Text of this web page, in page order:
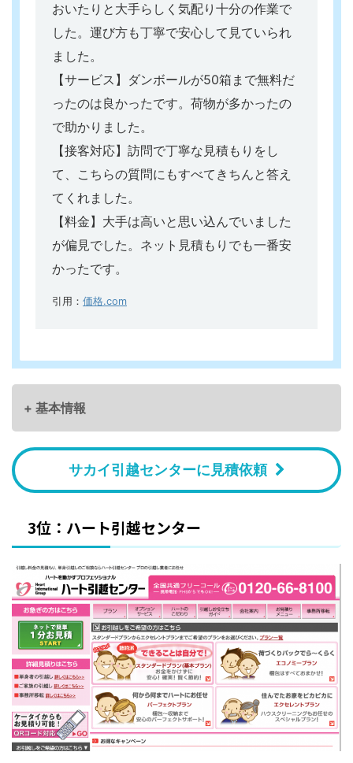
おいたりと大手らしく気配り十分の作業で
した。運び方も丁寧で安心して見ていられ
ました。
【サービス】 ダンボールが50箱まで無料だ
ったのは良かったです。荷物が多かったの
で助かりました。
【接客対応】 訪問で丁寧な見積もりをし
て、こちらの質問にもすべてきちんと答え
てくれました。
【料金】 大手は高いと思い込んでいました
が偏見でした。ネット見積もりでも一番安
かったです。
引用： 価格.com
+ 基本情報
サカイ引越センターに見積依頼
3位：ハート引越センター